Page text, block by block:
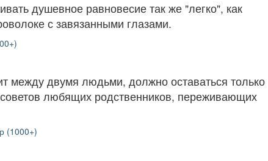
душевное равновесие так же "легко", как
с завязанными глазами.
между двумя людьми, должно оставаться только
любящих родственников, переживающих
(1000+)